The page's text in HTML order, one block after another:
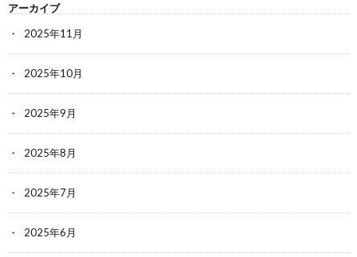
アーカイブ
2025年11月
2025年10月
2025年9月
2025年8月
2025年7月
2025年6月